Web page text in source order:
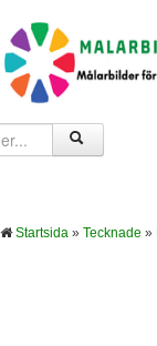
Startsida » Tecknade »